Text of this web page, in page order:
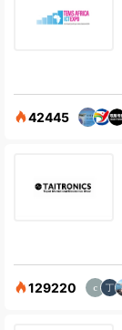
42445
129220